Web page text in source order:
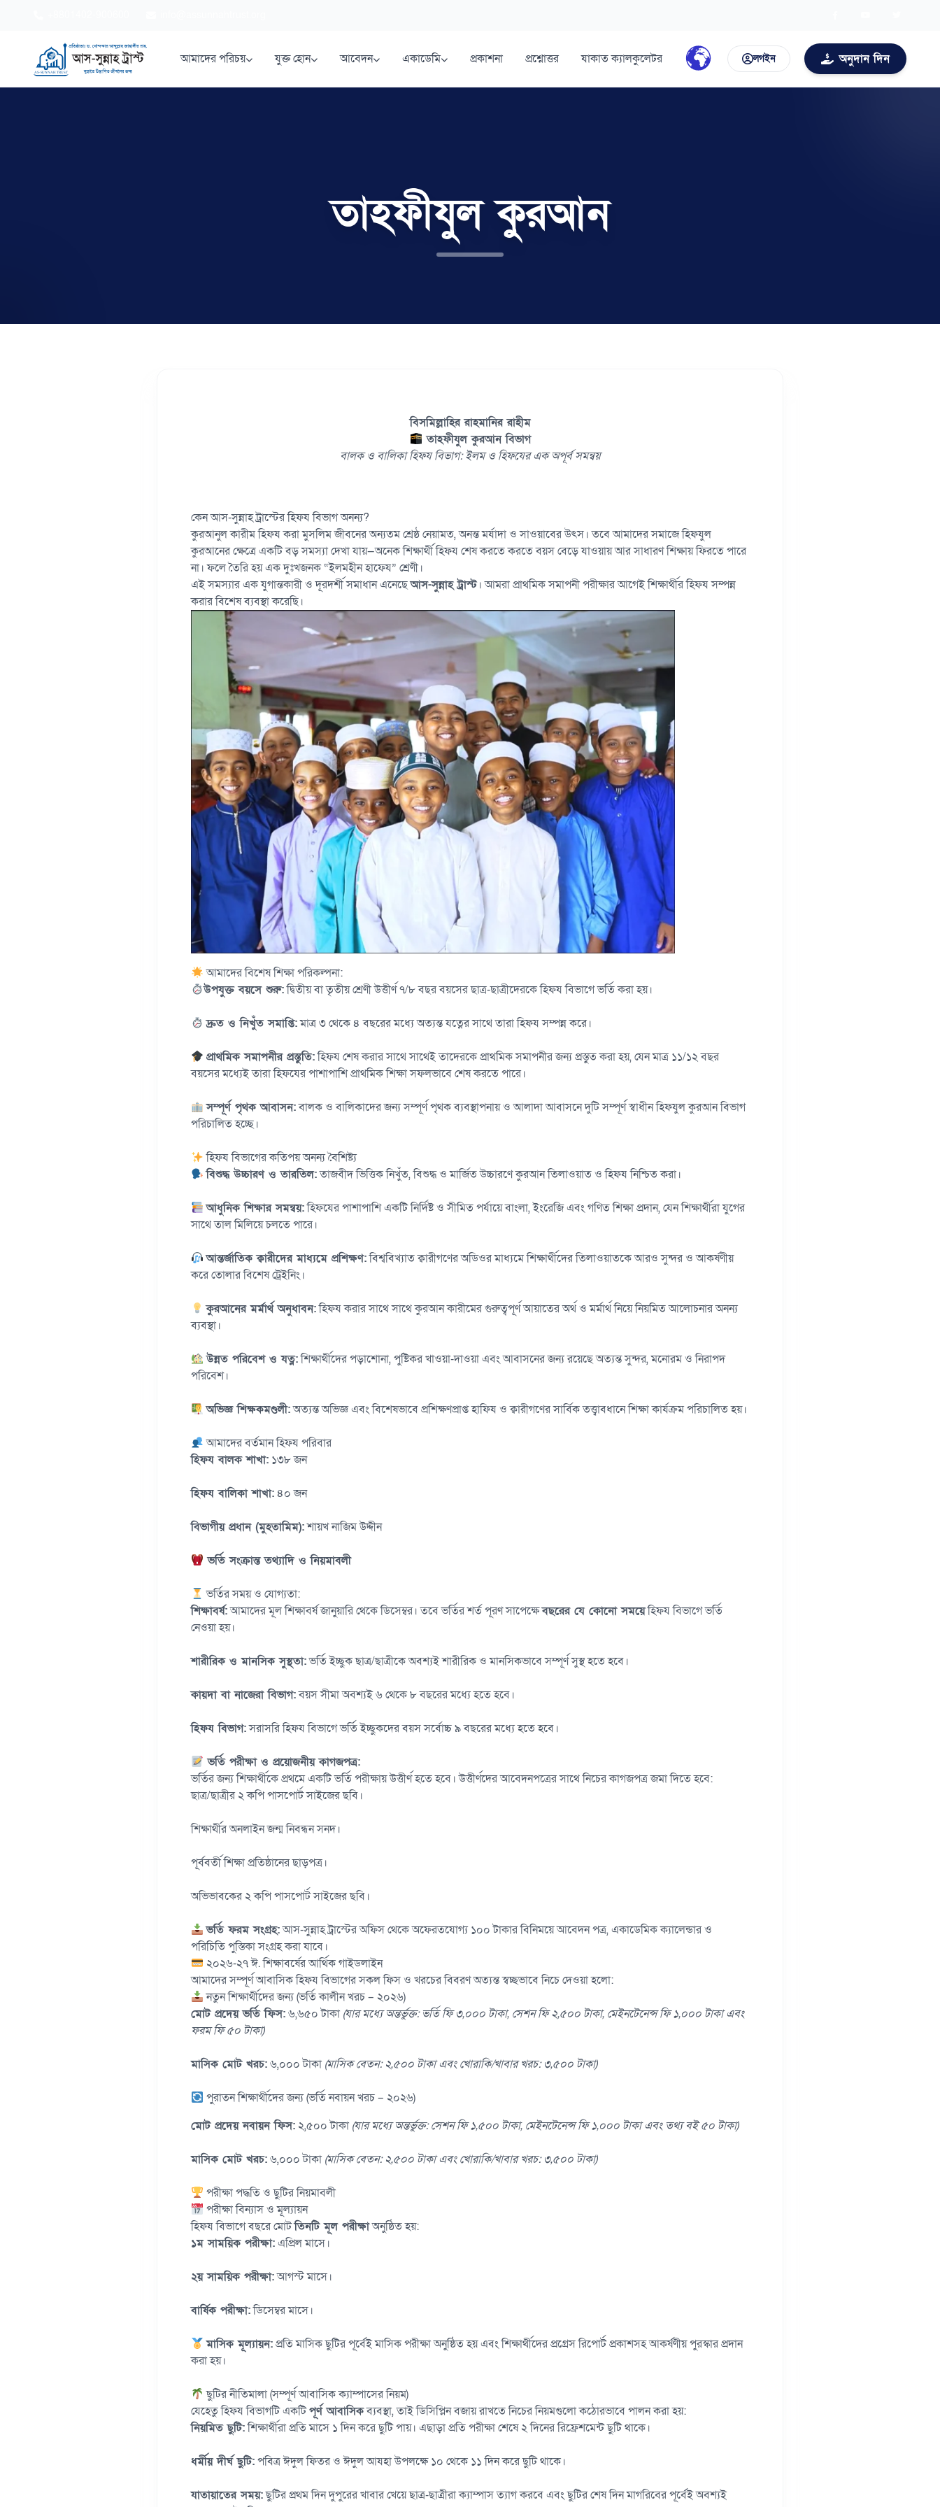
আমাদের পরিচয় যুক্ত হোন আবেদন একাডেমি প্রকাশনা প্রশ্নোত্তর যাকাত ক্যালকুলেটর লগইন অনুদান দিন
তাহফীযুল কুরআন
বিসমিল্লাহির রাহমানির রাহীম
তাহফীযুল কুরআন বিভাগ
বালক ও বালিকা হিফয বিভাগ: ইলম ও হিফযের এক অপূর্ব সমন্বয়
কেন আস-সুন্নাহ ট্রাস্টের হিফয বিভাগ অনন্য?
কুরআনুল কারীম হিফয করা মুসলিম জীবনের অন্যতম শ্রেষ্ঠ নেয়ামত, অনন্ত মর্যাদা ও সাওয়াবের উৎস। তবে আমাদের সমাজে হিফযুল
কুরআনের ক্ষেত্রে একটি বড় সমস্যা দেখা যায়—অনেক শিক্ষার্থী হিফয শেষ করতে করতে বয়স বেড়ে যাওয়ায় আর সাধারণ শিক্ষায় ফিরতে পারে
না। ফলে তৈরি হয় এক দুঃখজনক “ইলমহীন হাফেয” শ্রেণী।
এই সমস্যার এক যুগান্তকারী ও দূরদর্শী সমাধান এনেছেআস-সুন্নাহ ট্রাস্ট। আমরা প্রাথমিক সমাপনী পরীক্ষার আগেই শিক্ষার্থীর হিফয সম্পন্ন
করার বিশেষ ব্যবস্থা করেছি।
আমাদের বিশেষ শিক্ষা পরিকল্পনা:
উপযুক্ত বয়সে শুরু:দ্বিতীয় বা তৃতীয় শ্রেণী উত্তীর্ণ ৭/৮ বছর বয়সের ছাত্র-ছাত্রীদেরকে হিফয বিভাগে ভর্তি করা হয়।
দ্রুত ও নিখুঁত সমাপ্তি:মাত্র ৩ থেকে ৪ বছরের মধ্যে অত্যন্ত যত্নের সাথে তারা হিফয সম্পন্ন করে।
প্রাথমিক সমাপনীর প্রস্তুতি:হিফয শেষ করার সাথে সাথেই তাদেরকে প্রাথমিক সমাপনীর জন্য প্রস্তুত করা হয়, যেন মাত্র ১১/১২ বছর
বয়সের মধ্যেই তারা হিফযের পাশাপাশি প্রাথমিক শিক্ষা সফলভাবে শেষ করতে পারে।
সম্পূর্ণ পৃথক আবাসন:বালক ও বালিকাদের জন্য সম্পূর্ণ পৃথক ব্যবস্থাপনায় ও আলাদা আবাসনে দুটি সম্পূর্ণ স্বাধীন হিফযুল কুরআন বিভাগ
পরিচালিত হচ্ছে।
হিফয বিভাগের কতিপয় অনন্য বৈশিষ্ট্য
বিশুদ্ধ উচ্চারণ ও তারতিল:তাজবীদ ভিত্তিক নিখুঁত, বিশুদ্ধ ও মার্জিত উচ্চারণে কুরআন তিলাওয়াত ও হিফয নিশ্চিত করা।
আধুনিক শিক্ষার সমন্বয়:হিফযের পাশাপাশি একটি নির্দিষ্ট ও সীমিত পর্যায়ে বাংলা, ইংরেজি এবং গণিত শিক্ষা প্রদান, যেন শিক্ষার্থীরা যুগের
সাথে তাল মিলিয়ে চলতে পারে।
আন্তর্জাতিক ক্বারীদের মাধ্যমে প্রশিক্ষণ:বিশ্ববিখ্যাত ক্বারীগণের অডিওর মাধ্যমে শিক্ষার্থীদের তিলাওয়াতকে আরও সুন্দর ও আকর্ষণীয়
করে তোলার বিশেষ ট্রেইনিং।
কুরআনের মর্মার্থ অনুধাবন:হিফয করার সাথে সাথে কুরআন কারীমের গুরুত্বপূর্ণ আয়াতের অর্থ ও মর্মার্থ নিয়ে নিয়মিত আলোচনার অনন্য
ব্যবস্থা।
উন্নত পরিবেশ ও যত্ন:শিক্ষার্থীদের পড়াশোনা, পুষ্টিকর খাওয়া-দাওয়া এবং আবাসনের জন্য রয়েছে অত্যন্ত সুন্দর, মনোরম ও নিরাপদ
পরিবেশ।
অভিজ্ঞ শিক্ষকমণ্ডলী:অত্যন্ত অভিজ্ঞ এবং বিশেষভাবে প্রশিক্ষণপ্রাপ্ত হাফিয ও ক্বারীগণের সার্বিক তত্ত্বাবধানে শিক্ষা কার্যক্রম পরিচালিত হয়।
আমাদের বর্তমান হিফয পরিবার
হিফয বালক শাখা: ১৩৮ জন
হিফয বালিকা শাখা:৪০ জন
বিভাগীয় প্রধান (মুহতামিম):শায়খ নাজিম উদ্দীন
ভর্তি সংক্রান্ত তথ্যাদি ও নিয়মাবলী
ভর্তির সময় ও যোগ্যতা:
শিক্ষাবর্ষ:আমাদের মূল শিক্ষাবর্ষ জানুয়ারি থেকে ডিসেম্বর। তবে ভর্তির শর্ত পূরণ সাপেক্ষেবছরের যে কোনো সময়েহিফয বিভাগে ভর্তি
নেওয়া হয়।
শারীরিক ও মানসিক সুস্থতা:ভর্তি ইচ্ছুক ছাত্র/ছাত্রীকে অবশ্যই শারীরিক ও মানসিকভাবে সম্পূর্ণ সুস্থ হতে হবে।
কায়দা বা নাজেরা বিভাগ:বয়স সীমা অবশ্যই ৬ থেকে ৮ বছরের মধ্যে হতে হবে।
হিফয বিভাগ:সরাসরি হিফয বিভাগে ভর্তি ইচ্ছুকদের বয়স সর্বোচ্চ ৯ বছরের মধ্যে হতে হবে।
ভর্তি পরীক্ষা ও প্রয়োজনীয় কাগজপত্র:
ভর্তির জন্য শিক্ষার্থীকে প্রথমে একটি ভর্তি পরীক্ষায় উত্তীর্ণ হতে হবে। উত্তীর্ণদের আবেদনপত্রের সাথে নিচের কাগজপত্র জমা দিতে হবে:
ছাত্র/ছাত্রীর ২ কপি পাসপোর্ট সাইজের ছবি।
শিক্ষার্থীর অনলাইন জন্ম নিবন্ধন সনদ।
পূর্ববর্তী শিক্ষা প্রতিষ্ঠানের ছাড়পত্র।
অভিভাবকের ২ কপি পাসপোর্ট সাইজের ছবি।
ভর্তি ফরম সংগ্রহ:আস-সুন্নাহ ট্রাস্টের অফিস থেকে অফেরতযোগ্য ১০০ টাকার বিনিময়ে আবেদন পত্র, একাডেমিক ক্যালেন্ডার ও
পরিচিতি পুস্তিকা সংগ্রহ করা যাবে।
২০২৬-২৭ ঈ. শিক্ষাবর্ষের আর্থিক গাইডলাইন
আমাদের সম্পূর্ণ আবাসিক হিফয বিভাগের সকল ফিস ও খরচের বিবরণ অত্যন্ত স্বচ্ছভাবে নিচে দেওয়া হলো:
নতুন শিক্ষার্থীদের জন্য (ভর্তি কালীন খরচ – ২০২৬)
মোট প্রদেয় ভর্তি ফিস:৬,৬৫০ টাকা (যার মধ্যে অন্তর্ভুক্ত: ভর্তি ফি ৩,০০০ টাকা, সেশন ফি ২,৫০০ টাকা, মেইনটেনেন্স ফি ১,০০০ টাকা এবং
ফরম ফি ৫০ টাকা)
মাসিক মোট খরচ:৬,০০০ টাকা (মাসিক বেতন: ২,৫০০ টাকা এবং খোরাকি/খাবার খরচ: ৩,৫০০ টাকা)
পুরাতন শিক্ষার্থীদের জন্য (ভর্তি নবায়ন খরচ – ২০২৬)
মোট প্রদেয় নবায়ন ফিস: ২,৫০০ টাকা (যার মধ্যে অন্তর্ভুক্ত: সেশন ফি ১,৫০০ টাকা, মেইনটেনেন্স ফি ১,০০০ টাকা এবং তথ্য বই ৫০ টাকা)
মাসিক মোট খরচ:৬,০০০ টাকা (মাসিক বেতন: ২,৫০০ টাকা এবং খোরাকি/খাবার খরচ: ৩,৫০০ টাকা)
পরীক্ষা পদ্ধতি ও ছুটির নিয়মাবলী
পরীক্ষা বিন্যাস ও মূল্যায়ন
হিফয বিভাগে বছরে মোটতিনটি মূল পরীক্ষাঅনুষ্ঠিত হয়:
১ম সাময়িক পরীক্ষা:এপ্রিল মাসে।
২য় সাময়িক পরীক্ষা:আগস্ট মাসে।
বার্ষিক পরীক্ষা:ডিসেম্বর মাসে।
মাসিক মূল্যায়ন:প্রতি মাসিক ছুটির পূর্বেই মাসিক পরীক্ষা অনুষ্ঠিত হয় এবং শিক্ষার্থীদের প্রগ্রেস রিপোর্ট প্রকাশসহ আকর্ষণীয় পুরস্কার প্রদান
করা হয়।
ছুটির নীতিমালা (সম্পূর্ণ আবাসিক ক্যাম্পাসের নিয়ম)
যেহেতু হিফয বিভাগটি একটিপূর্ণ আবাসিকব্যবস্থা, তাই ডিসিপ্লিন বজায় রাখতে নিচের নিয়মগুলো কঠোরভাবে পালন করা হয়:
নিয়মিত ছুটি:শিক্ষার্থীরা প্রতি মাসে ১ দিন করে ছুটি পায়। এছাড়া প্রতি পরীক্ষা শেষে ২ দিনের রিফ্রেশমেন্ট ছুটি থাকে।
ধর্মীয় দীর্ঘ ছুটি:পবিত্র ঈদুল ফিতর ও ঈদুল আযহা উপলক্ষে ১০ থেকে ১১ দিন করে ছুটি থাকে।
যাতায়াতের সময়:ছুটির প্রথম দিন দুপুরের খাবার খেয়ে ছাত্র-ছাত্রীরা ক্যাম্পাস ত্যাগ করবে এবং ছুটির শেষ দিন মাগরিবের পূর্বেই অবশ্যই